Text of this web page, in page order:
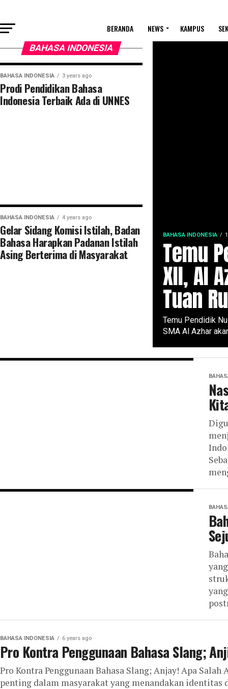
BERANDA NEWS KAMPUS
BAHASA INDONESIA
Temu
XII, Al
Tuan
Temu Pendidik
SMA Al Azhar
BAHASA INDONESIA
BAHASA INDONESIA 3 years ago
Prodi Pendidikan Bahasa
Indonesia Terbaik Ada di UNNES
BAHASA INDONESIA 4 years ago
Gelar Sidang Komisi Istilah, Badan
Bahasa Harapkan Padanan Istilah
Asing Berterima di Masyarakat
BAHASA INDONESIA 6 years ago
Pro Kontra Penggunaan Bahasa Slang;
Pro Kontra Penggunaan Bahasa Slang; Anjay! Apa
penting dalam masyarakat yang menandakan identitas